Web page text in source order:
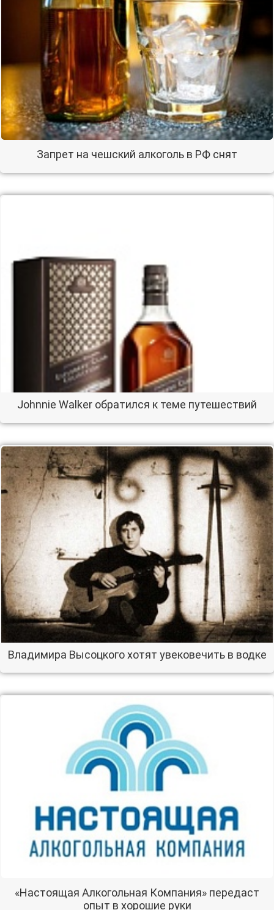
Запрет на чешский алкоголь в РФ снят
Johnnie Walker обратился к теме путешествий
Владимира Высоцкого хотят увековечить в водке
«Настоящая Алкогольная Компания» передаст
опыт в хорошие руки